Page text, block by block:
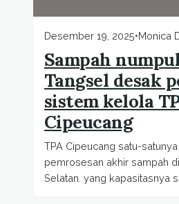
Desember 19, 2025•Monica
Sampah
Tangsel desak
sistem kelola
Cipeucang
TPA Cipeucang satu-
pemrosesan akhir sampah
Selatan. yang kapasitasnya